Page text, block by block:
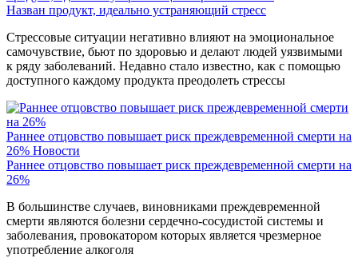
Назван продукт, идеально устраняющий стресс
Стрессовые ситуации негативно влияют на эмоциональное
самочувствие, бьют по здоровью и делают людей уязвимыми
к ряду заболеваний. Недавно стало известно, как с помощью
доступного каждому продукта преодолеть стрессы
Раннее отцовство повышает риск преждевременной смерти на
26% Новости
Раннее отцовство повышает риск преждевременной смерти на
26%
В большинстве случаев, виновниками преждевременной
смерти являются болезни сердечно-сосудистой системы и
заболевания, провокатором которых является чрезмерное
употребление алкоголя